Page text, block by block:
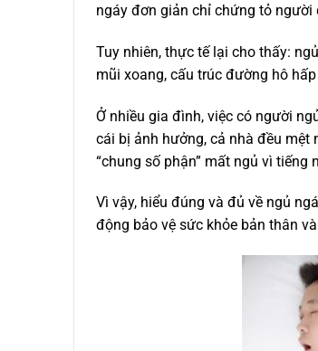
ngáy đơn giản chỉ chứng tỏ người
Tuy nhiên, thực tế lại cho thấy:
mũi xoang, cấu trúc đường hô
Ở nhiều gia đình, việc có người
cái bị ảnh hưởng, cả nhà đều
“chung số phận” mất ngủ vì tiếng
Vì vậy, hiểu đúng và đủ về ngủ
động bảo vệ sức khỏe bản thân